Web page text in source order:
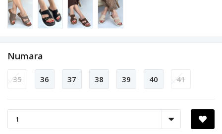
Numara
35 36 37 38 39 40 41